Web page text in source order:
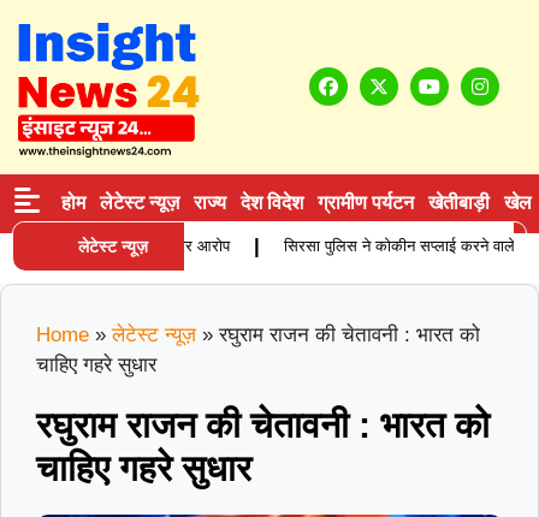
होम लेटेस्ट न्यूज़ राज्य देश विदेश ग्रामीण पर्यटन खेतीबाड़ी खेल
लेटेस्ट न्यूज़
की मौत, परिजनों ने लगाए गंभीर आरोप सिरसा पुलिस ने कोकीन सप्लाई करने वाले
Home » लेटेस्ट न्यूज़ »रघुराम राजन की चेतावनी : भारत को
चाहिए गहरे सुधार
रघुराम राजन की चेतावनी : भारत को
चाहिए गहरे सुधार